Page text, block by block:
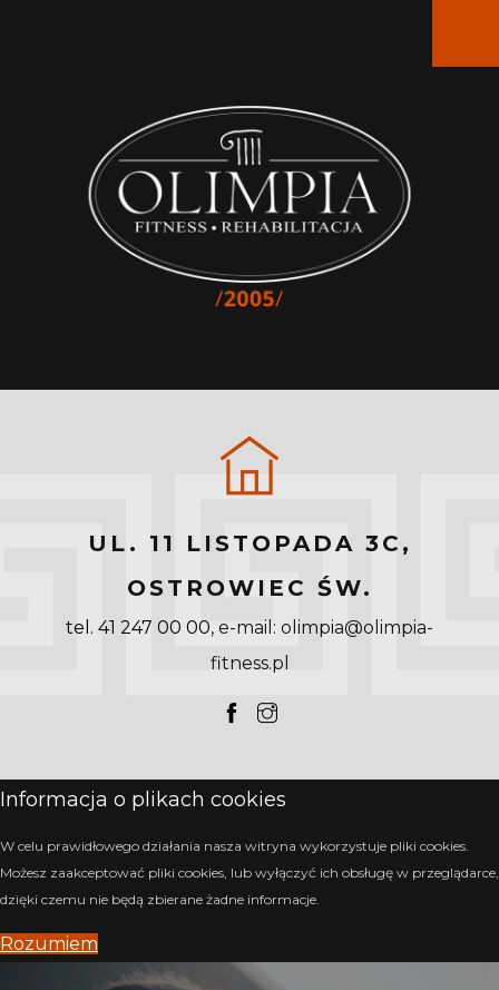
UL. 11 LISTOPADA 3C,
OSTROWIEC ŚW.
tel. 41 247 00 00, e-mail: olimpia@olimpia-
fitness.pl
Informacja o plikach cookies
W celu prawidłowego działania nasza witryna wykorzystuje pliki cookies.
Możesz zaakceptować pliki cookies, lub wyłączyć ich obsługę w przeglądarce,
dzięki czemu nie będą zbierane żadne informacje.
Rozumiem